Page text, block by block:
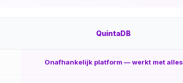
QuintaDB
Onafhankelijk platform — werkt met alles